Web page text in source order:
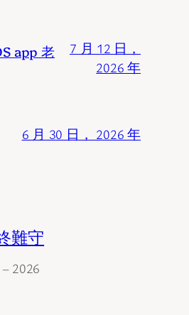
app 老
7 月 12 日，
2026 年
6 月 30 日， 2026 年
難守
2026